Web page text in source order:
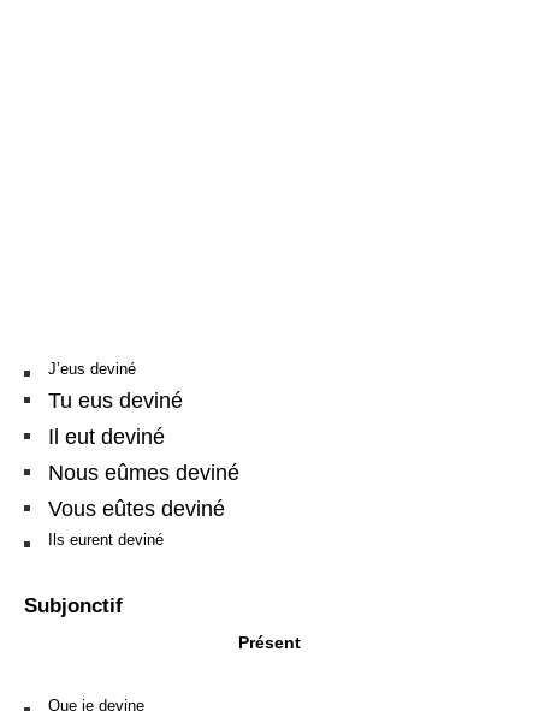
J’eus deviné
Tu eus deviné
Il eut deviné
Nous eûmes deviné
Vous eûtes deviné
Ils eurent deviné
Subjonctif
Présent
Que je devine